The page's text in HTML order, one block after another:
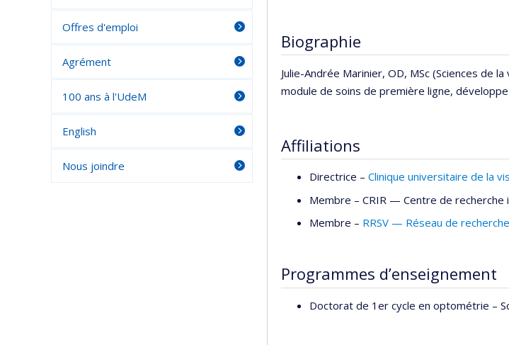
Biographie
Julie-Andrée Marinier, OD, MSc (Sciences de
module de soins de première ligne,
Affiliations
Directrice – Clinique universitaire de la
Membre – CRIR — Centre de recherche
Membre – RRSV — Réseau de
Programmes d’enseignement
Doctorat de 1er cycle en optométrie –
Offres d'emploi
Agrément
100 ans à l'UdeM
English
Nous joindre